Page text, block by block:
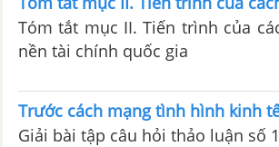
Tóm tắt mục II. Tiến trình của
nền tài chính quốc gia
Trước cách mạng tình hình kinh
Giải bài tập câu hỏi thảo luận số